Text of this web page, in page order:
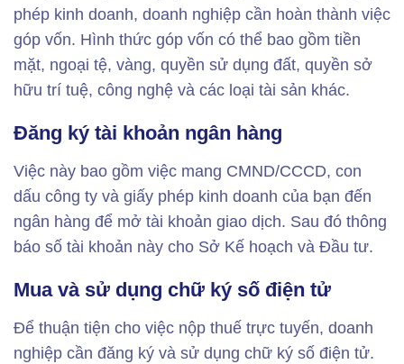
phép kinh doanh, doanh nghiệp cần hoàn thành việc
góp vốn. Hình thức góp vốn có thể bao gồm tiền
mặt, ngoại tệ, vàng, quyền sử dụng đất, quyền sở
hữu trí tuệ, công nghệ và các loại tài sản khác.
Đăng ký tài khoản ngân hàng
Việc này bao gồm việc mang CMND/CCCD, con
dấu công ty và giấy phép kinh doanh của bạn đến
ngân hàng để mở tài khoản giao dịch. Sau đó thông
báo số tài khoản này cho Sở Kế hoạch và Đầu tư.
Mua và sử dụng chữ ký số điện tử
Để thuận tiện cho việc nộp thuế trực tuyến, doanh
nghiệp cần đăng ký và sử dụng chữ ký số điện tử.